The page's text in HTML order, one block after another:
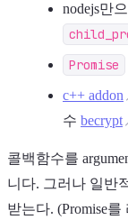
nodejs만
Promise
c++ addon
수 becrypt
콜백함수를
니다. 그러나 일반
받는다. (Promise